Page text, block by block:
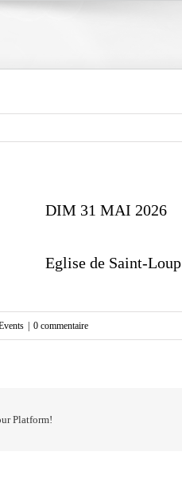
DIM 31 MAI 2026
Eglise de Saint-Loup
0 commentaire
Platform!